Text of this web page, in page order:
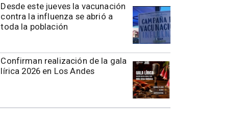
Desde este jueves la vacunación
contra la influenza se abrió a
toda la población
Confirman realización de la gala
lírica 2026 en Los Andes